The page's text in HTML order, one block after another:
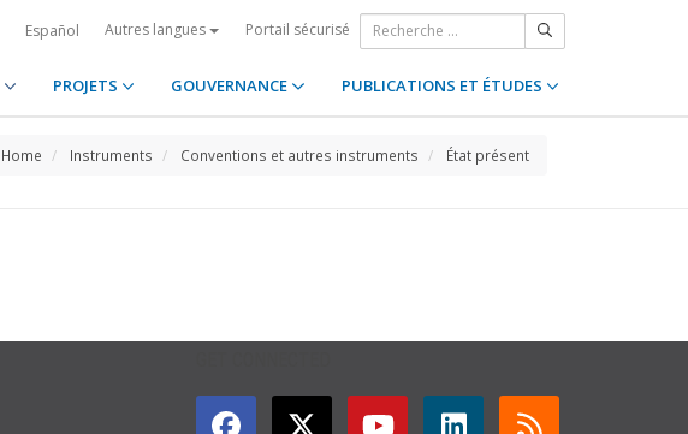
Español Autres langues Portail sécurisé
PROJETS GOUVERNANCE PUBLICATIONS ET ÉTUDES
Home Instruments Conventions et autres instruments État présent